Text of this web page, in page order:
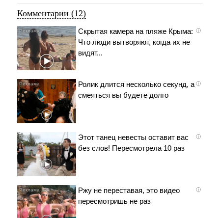
Комментарии (12)
i
Скрытая камера на пляже Крыма:
Что люди вытворяют, когда их не
видят...
i
Ролик длится несколько секунд, а
смеяться вы будете долго
i
Этот танец невесты оставит вас
без слов! Пересмотрела 10 раз
i
Ржу не переставая, это видео
пересмотришь не раз